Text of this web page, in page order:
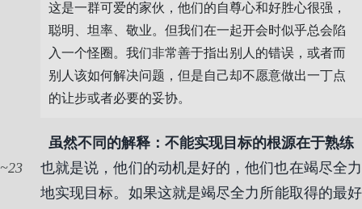
这是一群可爱的家伙，他们的自尊心和好胜心很强，
聪明、坦率、敬业。但我们在一起开会时似乎总会陷
入一个怪圈。我们非常善于指出别人的错误，或者而
别人该如何解决问题，但是自己却不愿意做出一丁点
的让步或者必要的妥协。
虽然不同的解释：不能实现目标的根源在于熟练
23
也就是说，他们的动机是好的，他们也在竭尽全力
地实现目标。如果这就是竭尽全力所能取得的最好